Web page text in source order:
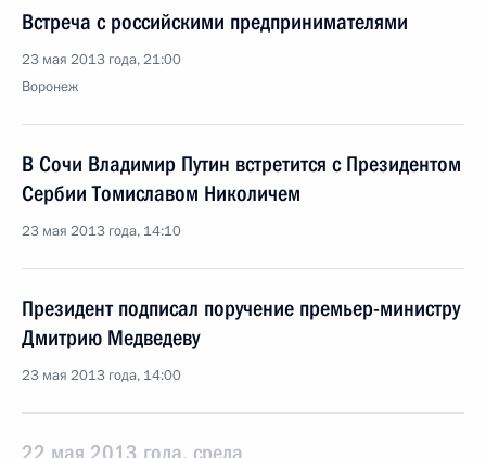
Встреча с российскими предпринимателями
23 мая 2013 года, 21:00
Воронеж
В Сочи Владимир Путин встретится с Президентом
Сербии Томиславом Николичем
23 мая 2013 года, 14:10
Президент подписал поручение премьер-министру
Дмитрию Медведеву
23 мая 2013 года, 14:00
22 мая 2013 года, среда